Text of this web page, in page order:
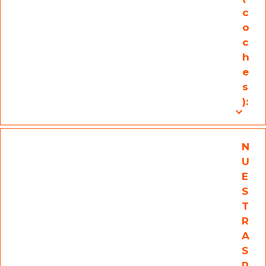
c
o
c
h
e
s
):
N
U
E
S
T
R
A
S